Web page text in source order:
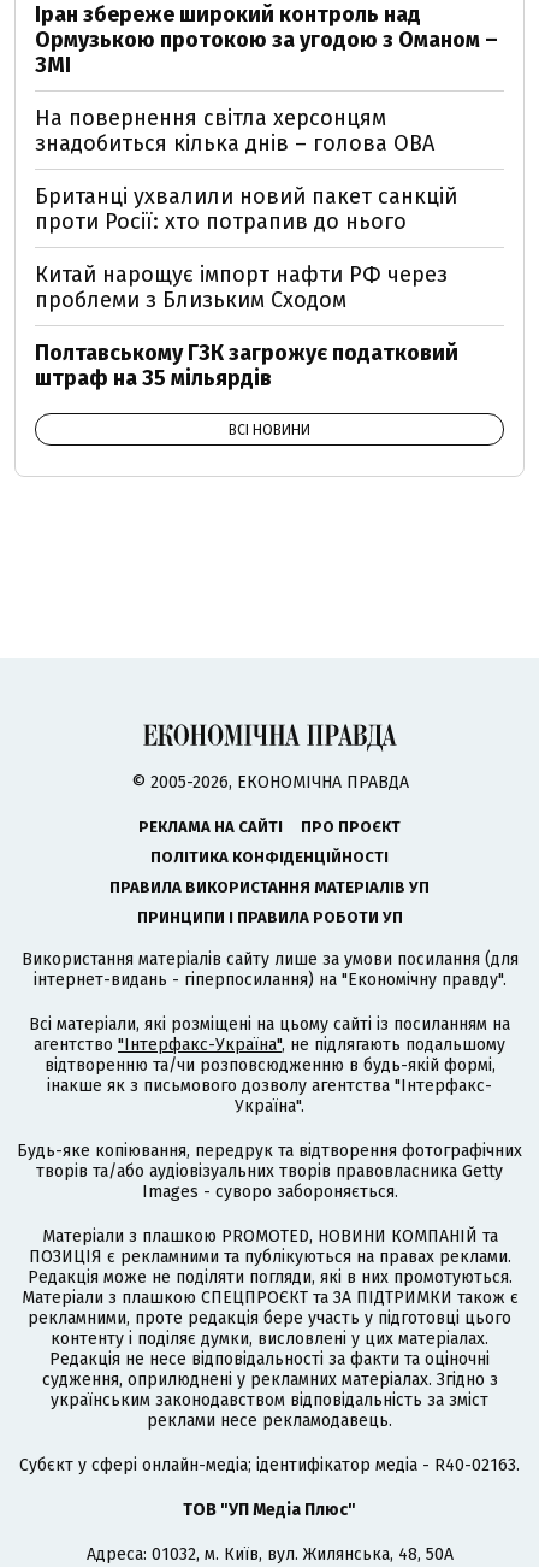
Іран збереже широкий контроль над
Ормузькою протокою за угодою з Оманом –
ЗМІ
На повернення світла херсонцям
знадобиться кілька днів – голова ОВА
Британці ухвалили новий пакет санкцій
проти Росії: хто потрапив до нього
Китай нарощує імпорт нафти РФ через
проблеми з Близьким Сходом
Полтавському ГЗК загрожує податковий
штраф на 35 мільярдів
ВСІ НОВИНИ
© 2005-2026, ЕКОНОМІЧНА ПРАВДА
РЕКЛАМА НА САЙТІ
ПРО ПРОЄКТ
ПОЛІТИКА КОНФІДЕНЦІЙНОСТІ
ПРАВИЛА ВИКОРИСТАННЯ МАТЕРІАЛІВ УП
ПРИНЦИПИ І ПРАВИЛА РОБОТИ УП
Використання матеріалів сайту лише за умови посилання (для
інтернет-видань - гіперпосилання) на "Економічну правду".
Всі матеріали, які розміщені на цьому сайті із посиланням на
агентство "Інтерфакс-Україна", не підлягають подальшому
відтворенню та/чи розповсюдженню в будь-якій формі,
інакше як з письмового дозволу агентства "Інтерфакс-
Україна".
Будь-яке копіювання, передрук та відтворення фотографічних
творів та/або аудіовізуальних творів правовласника Getty
Images - суворо забороняється.
Матеріали з плашкою PROMOTED, НОВИНИ КОМПАНІЙ та
ПОЗИЦІЯ є рекламними та публікуються на правах реклами.
Редакція може не поділяти погляди, які в них промотуються.
Матеріали з плашкою СПЕЦПРОЄКТ та ЗА ПІДТРИМКИ також є
рекламними, проте редакція бере участь у підготовці цього
контенту і поділяє думки, висловлені у цих матеріалах.
Редакція не несе відповідальності за факти та оціночні
судження, оприлюднені у рекламних матеріалах. Згідно з
українським законодавством відповідальність за зміст
реклами несе рекламодавець.
Cубєкт у сфері онлайн-медіа; ідентифікатор медіа - R40-02163.
ТОВ "УП Медіа Плюс"
Адреса: 01032, м. Київ, вул. Жилянська, 48, 50А